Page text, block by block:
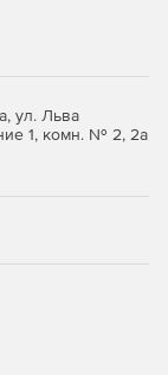
процессами
2
ул. Льва
1, комн. № 2, 2а